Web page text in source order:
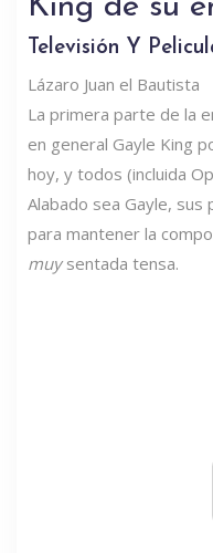
Televisión Y
Lázaro Juan el Bautista
La primera parte de la
en general Gayle King
hoy, y todos (incluida
Alabado sea Gayle, sus
para mantener la
muysentada tensa.